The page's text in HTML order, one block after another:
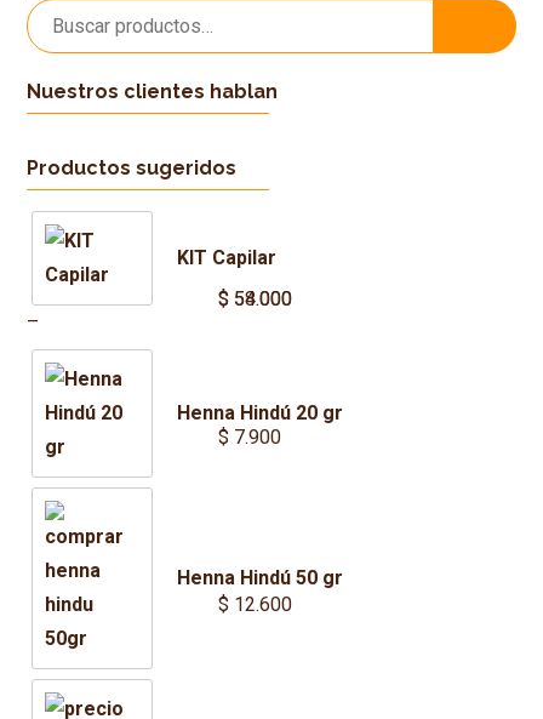
Buscar
por:
Nuestros clientes hablan
Productos sugeridos
KIT Capilar
$54.000
–
$58.000
range:
$ 54.000
through
$ 58.000
Henna Hindú 20 gr
$ 7.900
Henna Hindú 50 gr
$ 12.600